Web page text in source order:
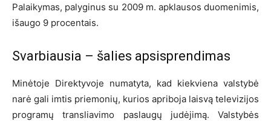
Palaikymas, palyginus su 2009 m. apklausos duomenimis,
išaugo 9 procentais.
Svarbiausia – šalies apsisprendimas
Minėtoje Direktyvoje numatyta, kad kiekviena valstybė
narė gali imtis priemonių, kurios apriboja laisvą televizijos
programų transliavimo paslaugų judėjimą. Valstybės